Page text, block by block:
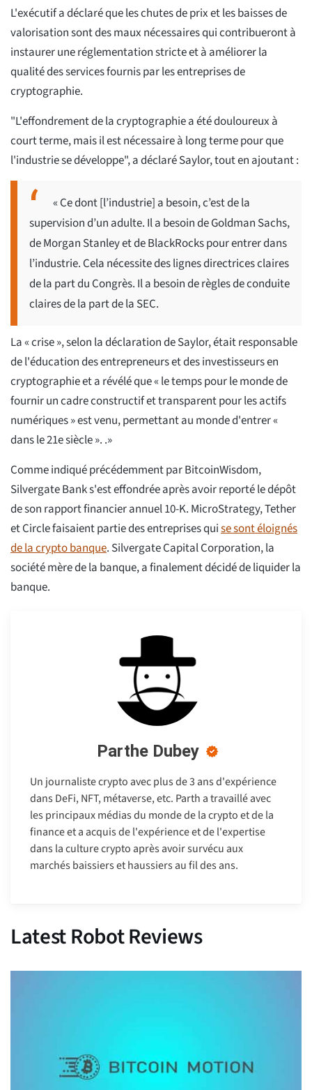
L'exécutif a déclaré que les chutes de prix et les baisses de
valorisation sont des maux nécessaires qui contribueront à
instaurer une réglementation stricte et à améliorer la
qualité des services fournis par les entreprises de
cryptographie.
"L'effondrement de la cryptographie a été douloureux à
court terme, mais il est nécessaire à long terme pour que
l'industrie se développe", a déclaré Saylor, tout en ajoutant :
« Ce dont [l’industrie] a besoin, c’est de la
supervision d’un adulte. Il a besoin de Goldman Sachs,
de Morgan Stanley et de BlackRocks pour entrer dans
l’industrie. Cela nécessite des lignes directrices claires
de la part du Congrès. Il a besoin de règles de conduite
claires de la part de la SEC.
La « crise », selon la déclaration de Saylor, était responsable
de l'éducation des entrepreneurs et des investisseurs en
cryptographie et a révélé que « le temps pour le monde de
fournir un cadre constructif et transparent pour les actifs
numériques » est venu, permettant au monde d'entrer «
dans le 21e siècle ». .»
Comme indiqué précédemment par BitcoinWisdom,
Silvergate Bank s'est effondrée après avoir reporté le dépôt
de son rapport financier annuel 10-K. MicroStrategy, Tether
et Circle faisaient partie des entreprises quise sont éloignés
de la crypto banque. Silvergate Capital Corporation, la
société mère de la banque, a finalement décidé de liquider la
banque.
Parthe Dubey
Un journaliste crypto avec plus de 3 ans d'expérience
dans DeFi, NFT, métaverse, etc. Parth a travaillé avec
les principaux médias du monde de la crypto et de la
finance et a acquis de l'expérience et de l'expertise
dans la culture crypto après avoir survécu aux
marchés baissiers et haussiers au fil des ans.
Latest Robot Reviews